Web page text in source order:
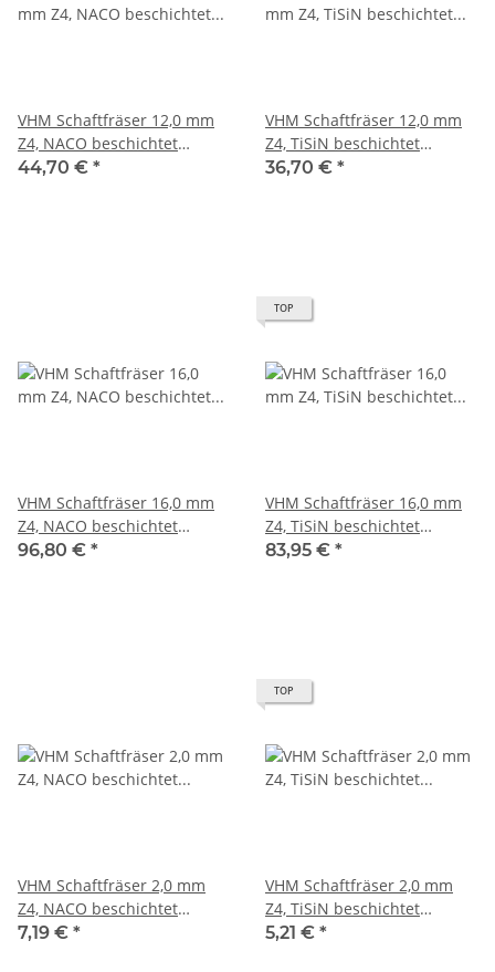
VHM Schaftfräser 12,0 mm
Z4, NACO beschichtet
scharfkantig
44,70 € *
VHM Schaftfräser 12,0 mm
Z4, TiSiN beschichtet
scharfkantig
36,70 € *
VHM Schaftfräser 16,0 mm
Z4, NACO beschichtet
scharfkantig
96,80 € *
TOP
VHM Schaftfräser 16,0 mm
Z4, TiSiN beschichtet
scharfkantig
83,95 € *
VHM Schaftfräser 2,0 mm
Z4, NACO beschichtet
scharfkantig
7,19 € *
TOP
VHM Schaftfräser 2,0 mm
Z4, TiSiN beschichtet
scharfkantig
5,21 € *